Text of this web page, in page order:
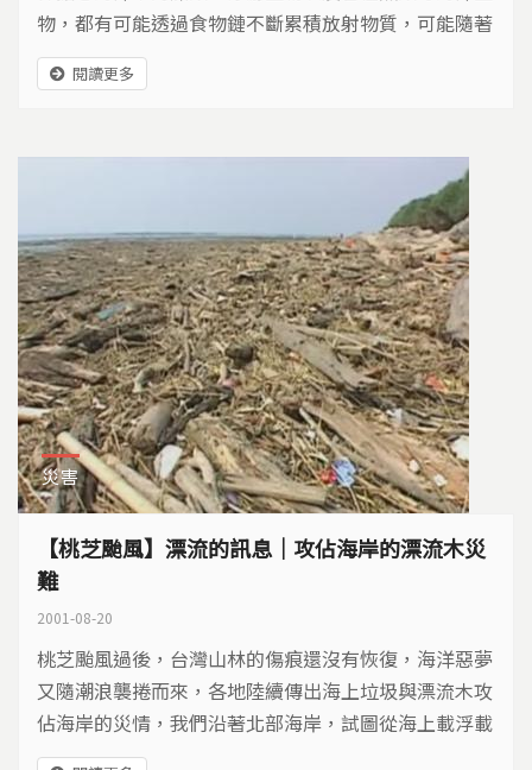
物，都有可能透過食物鏈不斷累積放射物質，可能隨著
洋流漂散到整個太平洋。
閱讀更多
災害
【桃芝颱風】漂流的訊息｜攻佔海岸的漂流木災
難
2001-08-20
桃芝颱風過後，台灣山林的傷痕還沒有恢復，海洋惡夢
又隨潮浪襲捲而來，各地陸續傳出海上垃圾與漂流木攻
佔海岸的災情，我們沿著北部海岸，試圖從海上載浮載
沈的漂流物身上，找出它們這趟漂流之旅所要傳達的訊